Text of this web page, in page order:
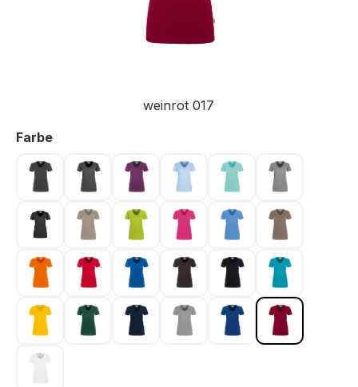
weinrot 017
Farbeauswählen
anthrazit 028anthrazit meliert 328
aubergine 118eisblau 020eisgrün 059grau meliert
karbongrau 064
khaki 080kiwi 040 magenta 122malibublau 041
nougat 128
orange 027rot 002 royalblau 010schokolade 022
schwarz 005smaragd 012
sonne 035tanne 072tinte 034 titan 043 ultramarinblau 129
weinrot 017
weiß 001